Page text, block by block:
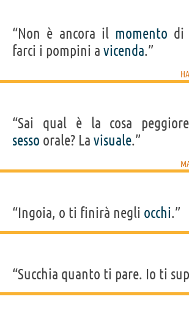
“Non è ancora il momento di
farci i pompini a vicenda.”
“Sai qual è la cosa
sesso orale? La visuale.”
“Ingoia, o ti finirà negli occhi.”
“Succhia quanto ti pare. Io ti